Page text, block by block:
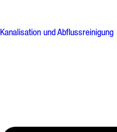
Kanalisation und Abflussreinigung